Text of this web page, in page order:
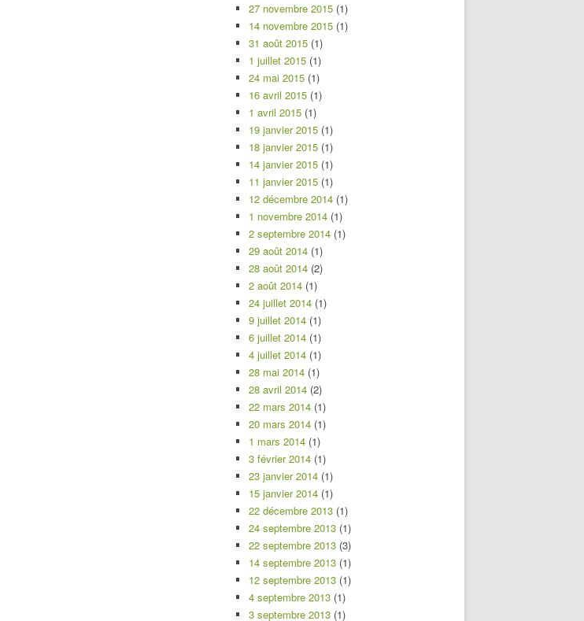
27 novembre 2015 (1)
14 novembre 2015 (1)
31 août 2015 (1)
1 juillet 2015 (1)
24 mai 2015 (1)
16 avril 2015 (1)
1 avril 2015 (1)
19 janvier 2015 (1)
18 janvier 2015 (1)
14 janvier 2015 (1)
11 janvier 2015 (1)
12 décembre 2014 (1)
1 novembre 2014 (1)
2 septembre 2014 (1)
29 août 2014 (1)
28 août 2014 (2)
2 août 2014 (1)
24 juillet 2014 (1)
9 juillet 2014 (1)
6 juillet 2014 (1)
4 juillet 2014 (1)
28 mai 2014 (1)
28 avril 2014 (2)
22 mars 2014 (1)
20 mars 2014 (1)
1 mars 2014 (1)
3 février 2014 (1)
23 janvier 2014 (1)
15 janvier 2014 (1)
22 décembre 2013 (1)
24 septembre 2013 (1)
22 septembre 2013 (3)
14 septembre 2013 (1)
12 septembre 2013 (1)
4 septembre 2013 (1)
3 septembre 2013 (1)